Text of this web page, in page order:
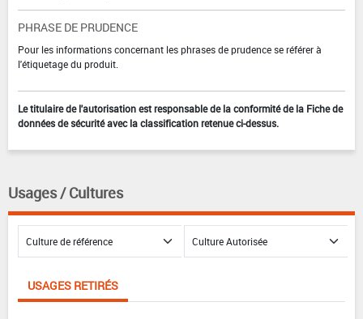
PHRASE DE PRUDENCE
Pour les informations concernant les phrases de prudence se référer à
l'étiquetage du produit.
Le titulaire de l'autorisation est responsable de la conformité de la Fiche de
données de sécurité avec la classification retenue ci-dessus.
Usages / Cultures
USAGES RETIRÉS